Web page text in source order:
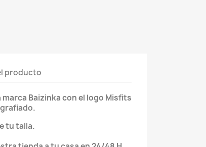
producto
Baizinka con el logo Misfits
tu talla.